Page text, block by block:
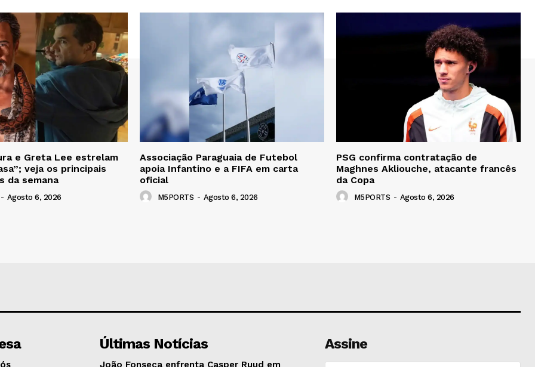
e Greta Lee estrelam
veja os principais
da semana
- Agosto 6, 2026
Associação Paraguaia de Futebol
apoia Infantino e a FIFA em carta
oficial
M5PORTS - Agosto 6, 2026
PSG confirma contratação de
Maghnes Akliouche, atacante francês
da Copa
M5PORTS - Agosto 6, 2026
Últimas Notícias
João Fonseca enfrenta Casper Ruud em
Assine